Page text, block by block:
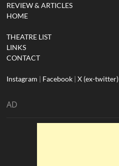
REVIEW & ARTICLES
HOME
THEATRE LIST
LINKS
CONTACT
Instagram | Facebook |X (ex-twitter)
AD